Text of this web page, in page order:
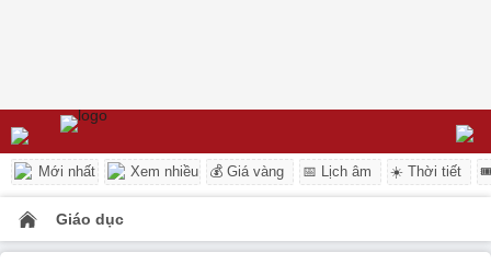
Mới nhất Xem nhiều 💰 Giá vàng 📅 Lịch âm ☀️ Thời tiết
Giáo dục